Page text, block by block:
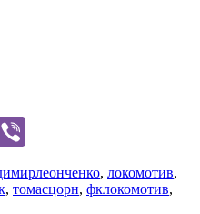
, локомотив,
, томасцорн, фклокомотив,